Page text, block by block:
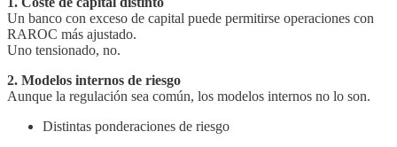
Un banco con exceso de capital puede permitirse operaciones con
RAROC más ajustado.
Uno tensionado, no.
2. Modelos internos de riesgo
Aunque la regulación sea común, los modelos internos no lo son.
Distintas ponderaciones de riesgo